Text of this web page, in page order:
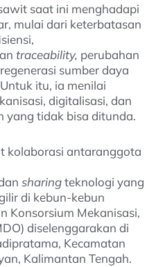
saat ini menghadapi
mulai dari keterbatasan
traceability, perubahan
sumber daya
itu, ia menilai
digitalisasi, dan
yang tidak bisa ditunda.
kolaborasi antaranggota
sharingteknologi yang
di kebun-kebun
Konsorsium Mekanisasi,
diselenggarakan di
Kecamatan
Kalimantan Tengah.